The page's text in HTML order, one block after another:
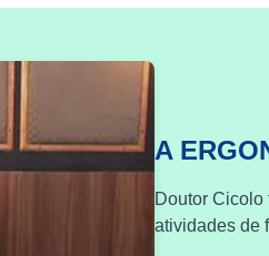
A
Doutor
atividades de